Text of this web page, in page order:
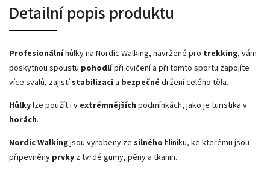
Detailní popis produktu
Profesionálníhůlky na Nordic Walking, navržené pro trekking, vám
poskytnou spoustu pohodlípři cvičení a při tomto sportu zapojíte
více svalů, zajistístabilizaci a bezpečné držení celého těla.
Hůlkylze použít i v extrémnějších podmínkách, jako je turistika v
horách.
Nordic Walkingjsou vyrobeny ze silného hliníku, ke kterému jsou
připevněny prvky z tvrdé gumy, pěny a tkanin.